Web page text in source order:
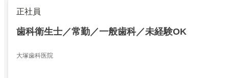
正社員
歯科衛生士／常勤／一般歯科／未経験OK
大塚歯科医院